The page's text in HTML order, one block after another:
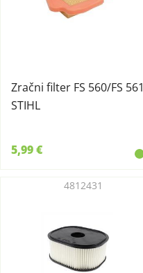
Zračni filter FS 560/FS 561
STIHL
5,99 €
4812431